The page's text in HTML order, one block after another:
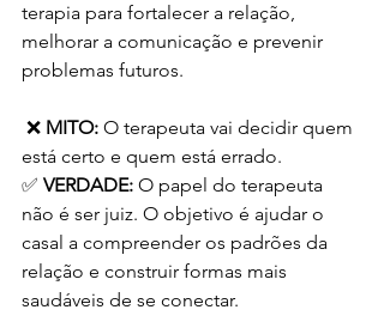
terapia para fortalecer a relação,
melhorar a comunicação e prevenir
problemas futuros.
❌ MITO: O terapeuta vai decidir quem
está certo e quem está errado.
✅ VERDADE: O papel do terapeuta
não é ser juiz. O objetivo é ajudar o
casal a compreender os padrões da
relação e construir formas mais
saudáveis de se conectar.